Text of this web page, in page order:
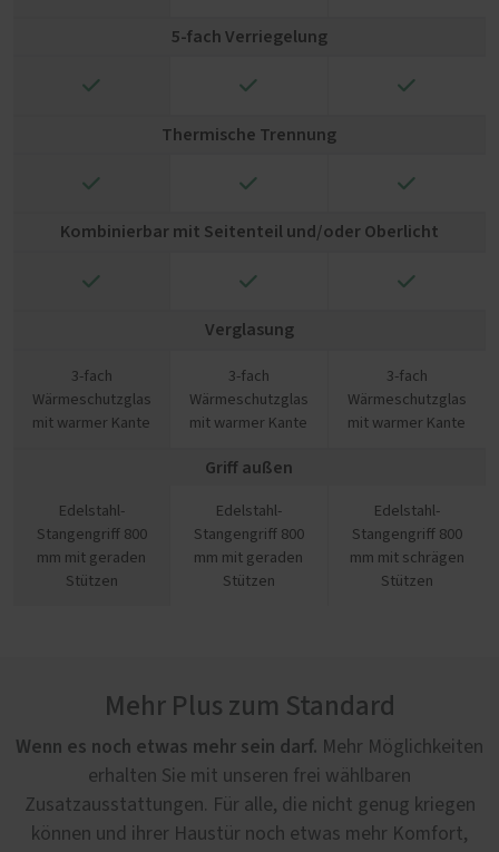
5-fach Verriegelung
✓ ✓ ✓
Thermische Trennung
✓ ✓ ✓
Kombinierbar mit Seitenteil und/oder Oberlicht
✓ ✓ ✓
Verglasung
3-fach
Wärmeschutzglas
mit warmer Kante
3-fach
Wärmeschutzglas
mit warmer Kante
3-fach
Wärmeschutzglas
mit warmer Kante
Griff außen
Edelstahl-
Stangengriff 800
mm mit geraden
Stützen
Edelstahl-
Stangengriff 800
mm mit geraden
Stützen
Edelstahl-
Stangengriff 800
mm mit schrägen
Stützen
Mehr Plus zum Standard
Wenn es noch etwas mehr sein darf. Mehr Möglichkeiten
erhalten Sie mit unseren frei wählbaren
Zusatzausstattungen. Für alle, die nicht genug kriegen
können und ihrer Haustür noch etwas mehr Komfort,